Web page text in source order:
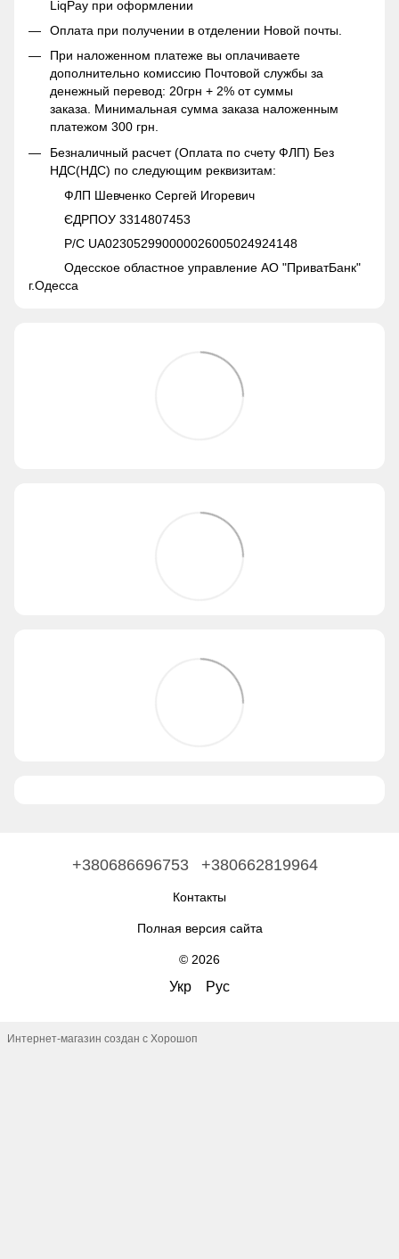
LiqPay при оформлении
Оплата при получении в отделении Новой почты.
При наложенном платеже вы оплачиваете
дополнительно комиссию Почтовой службы за
денежный перевод: 20грн + 2% от суммы
заказа. Минимальная сумма заказа наложенным
платежом 300 грн.
Безналичный расчет (Оплата по счету ФЛП) Без
НДС(НДС) по следующим реквизитам:
ФЛП Шевченко Сергей Игоревич
ЄДРПОУ 3314807453
Р/С UA023052990000026005024924148
Одесское областное управление АО "ПриватБанк"
г.Одесса
+380686696753 +380662819964
Контакты
Полная версия сайта
© 2026
Укр Рус
Интернет-магазин создан с Хорошоп